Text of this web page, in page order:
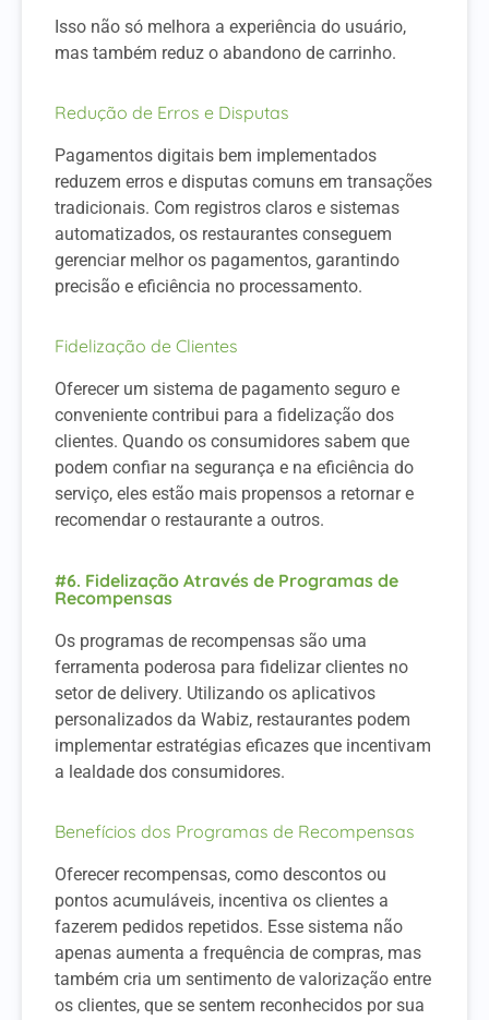
Isso não só melhora a experiência do usuário,
mas também reduz o abandono de carrinho.
Redução de Erros e Disputas
Pagamentos digitais bem implementados
reduzem erros e disputas comuns em transações
tradicionais. Com registros claros e sistemas
automatizados, os restaurantes conseguem
gerenciar melhor os pagamentos, garantindo
precisão e eficiência no processamento.
Fidelização de Clientes
Oferecer um sistema de pagamento seguro e
conveniente contribui para a fidelização dos
clientes. Quando os consumidores sabem que
podem confiar na segurança e na eficiência do
serviço, eles estão mais propensos a retornar e
recomendar o restaurante a outros.
#6. Fidelização Através de Programas de
Recompensas
Os programas de recompensas são uma
ferramenta poderosa para fidelizar clientes no
setor de delivery. Utilizando os aplicativos
personalizados da Wabiz, restaurantes podem
implementar estratégias eficazes que incentivam
a lealdade dos consumidores.
Benefícios dos Programas de Recompensas
Oferecer recompensas, como descontos ou
pontos acumuláveis, incentiva os clientes a
fazerem pedidos repetidos. Esse sistema não
apenas aumenta a frequência de compras, mas
também cria um sentimento de valorização entre
os clientes, que se sentem reconhecidos por sua